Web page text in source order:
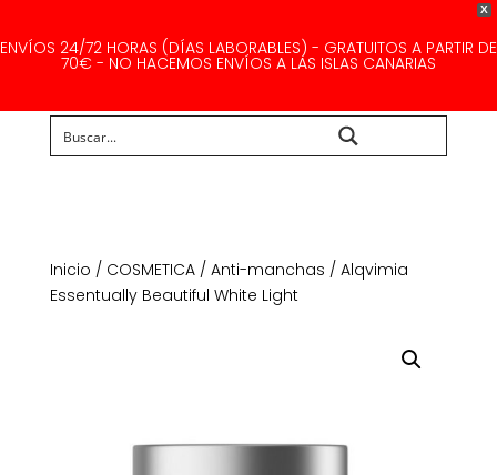
X
ENVÍOS 24/72 HORAS (DÍAS LABORABLES) - GRATUITOS A PARTIR DE
70€ - NO HACEMOS ENVÍOS A LAS ISLAS CANARIAS
Inicio / COSMETICA/ Anti-manchas / Alqvimia
Essentually Beautiful White Light